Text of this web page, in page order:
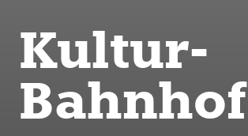
Kultur-
Bahnhof